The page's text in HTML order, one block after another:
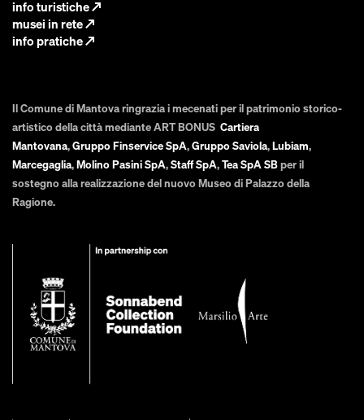
info turistiche↗
musei in rete↗
info pratiche↗
Il Comune di Mantova ringrazia i mecenati per il patrimonio storico-
artistico della città mediante ART BONUS Cartiera
Mantovana,Gruppo Finservice SpA,Gruppo Saviola,Lubiam,
Marcegaglia,Molino Pasini SpA,Staff SpA,Tea SpA SBper il
sostegno alla realizzazione del nuovo Museo di Palazzo della
Ragione.